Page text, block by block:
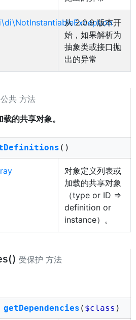
从 2.0.9 版本开
始，如果解析为
抽象类或接口抛
出的异常
公共 方法
的共享对象。
()
对象定义列表或
加载的共享对象
（type or ID =>
definition or
instance）。
受保护 方法
getDependencies ( $class )